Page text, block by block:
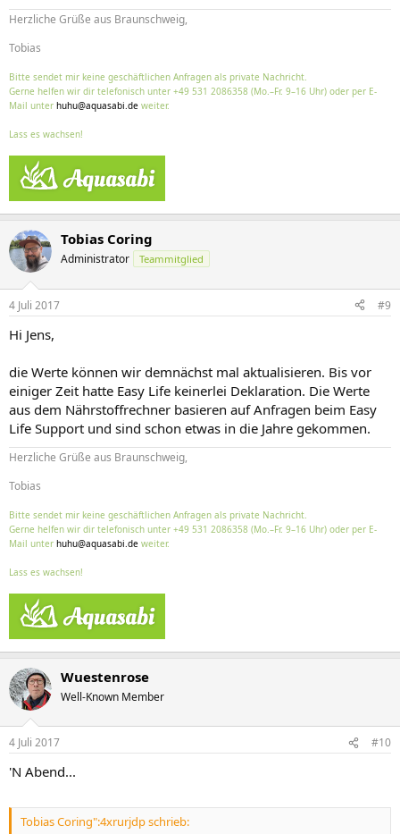
Herzliche Grüße aus Braunschweig,
Tobias
Bitte sendet mir keine geschäftlichen Anfragen als private Nachricht.
Gerne helfen wir dir telefonisch unter +49 531 2086358 (Mo.–Fr. 9–16 Uhr) oder per E-
Mail unter huhu@aquasabi.de weiter.
Lass es wachsen!
Tobias Coring
Administrator Teammitglied
4 Juli 2017 #9
Hi Jens,
die Werte können wir demnächst mal aktualisieren. Bis vor
einiger Zeit hatte Easy Life keinerlei Deklaration. Die Werte
aus dem Nährstoffrechner basieren auf Anfragen beim Easy
Life Support und sind schon etwas in die Jahre gekommen.
Herzliche Grüße aus Braunschweig,
Tobias
Bitte sendet mir keine geschäftlichen Anfragen als private Nachricht.
Gerne helfen wir dir telefonisch unter +49 531 2086358 (Mo.–Fr. 9–16 Uhr) oder per E-
Mail unter huhu@aquasabi.de weiter.
Lass es wachsen!
Wuestenrose
Well-Known Member
4 Juli 2017 #10
'N Abend...
Tobias Coring":4xrurjdp schrieb: